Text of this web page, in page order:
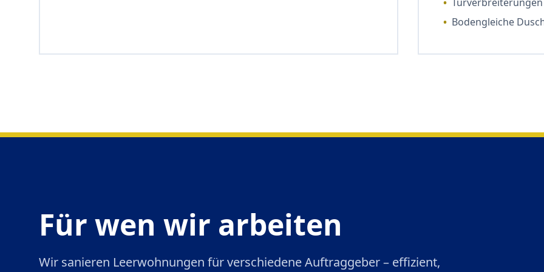
• Bodengleiche
Für wen wir arbeiten
Wir sanieren Leerwohnungen für verschiedene Auftraggeber – effizient,